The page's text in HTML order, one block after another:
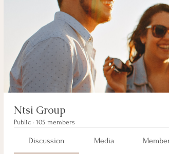
Ntsi Group
Public · 105 members
Discussion Media